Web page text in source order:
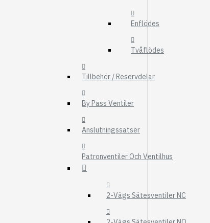
LUFTFILTER
Enflödes
Tvåflödes
Tillbehör / Reservdelar
By Pass Ventiler
Anslutningssatser
Patronventiler Och Ventilhus
2-Vägs Sätesventiler NC